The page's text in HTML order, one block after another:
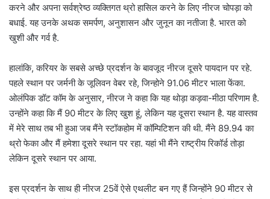
करने और अपना सर्वश्रेष्ठ व्यक्तिगत थ्रो हासिल करने के लिए नीरज चोपड़ा को
बधाई. यह उनके अथक समर्पण, अनुशासन और जुनून का नतीजा है. भारत को
खुशी और गर्व है.
हालांकि, करियर के सबसे अच्छे प्रदर्शन के बावजूद नीरज दूसरे पायदान पर रहे.
पहले स्थान पर जर्मनी के जूलिवन वेबर रहे, जिन्होने 91.06 मीटर भाला फेंका.
ओलंपिक डॉट कॉम के अनुसार, नीरज ने कहा कि यह थोड़ा कड़वा-मीठा परिणाम है.
उन्होंने कहा कि मैं 90 मीटर के लिए खुश हूं, लेकिन यह दूसरा स्थान है. यह वास्तव
में मेरे साथ तब भी हुआ जब मैंने स्टॉकहोम में कॉम्पिटिशन की थी. मैंने 89.94 का
थ्रो फेका और मैं हमेशा दूसरे स्थान पर रहा. यहां भी मैंने राष्ट्रीय रिकॉर्ड तोड़ा
लेकिन दूसरे स्थान पर आया.
इस प्रदर्शन के साथ ही नीरज 25वें ऐसे एथलीट बन गए हैं जिन्होंने 90 मीटर से